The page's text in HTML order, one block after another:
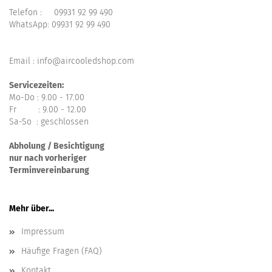
Telefon : 09931 92 99 490
WhatsApp: 09931 92 99 490
Email : info@aircooledshop.com
Servicezeiten:
Mo-Do : 9.00 - 17.00
Fr : 9.00 - 12.00
Sa-So : geschlossen
Abholung / Besichtigung
nur nach vorheriger
Terminvereinbarung
Mehr über...
Impressum
Häufige Fragen (FAQ)